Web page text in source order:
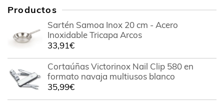
Productos
Sartén Samoa Inox 20 cm - Acero
Inoxidable Tricapa Arcos
33,91€
Cortaúñas Victorinox Nail Clip 580 en
formato navaja multiusos blanco
35,99€